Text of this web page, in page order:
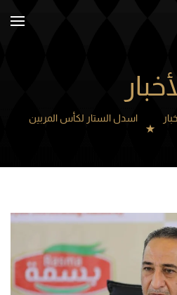
اسدل الستار لكأس المربين